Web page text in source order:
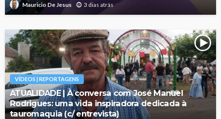
Mauricio De Jesus 3 dias atrás
VÍDEOS | REPORTAGENS
ATUALIDADE | À conversa com José Manuel
Rodrigues: uma vida inspiradora dedicada à
tauromaquia (c/ entrevista)